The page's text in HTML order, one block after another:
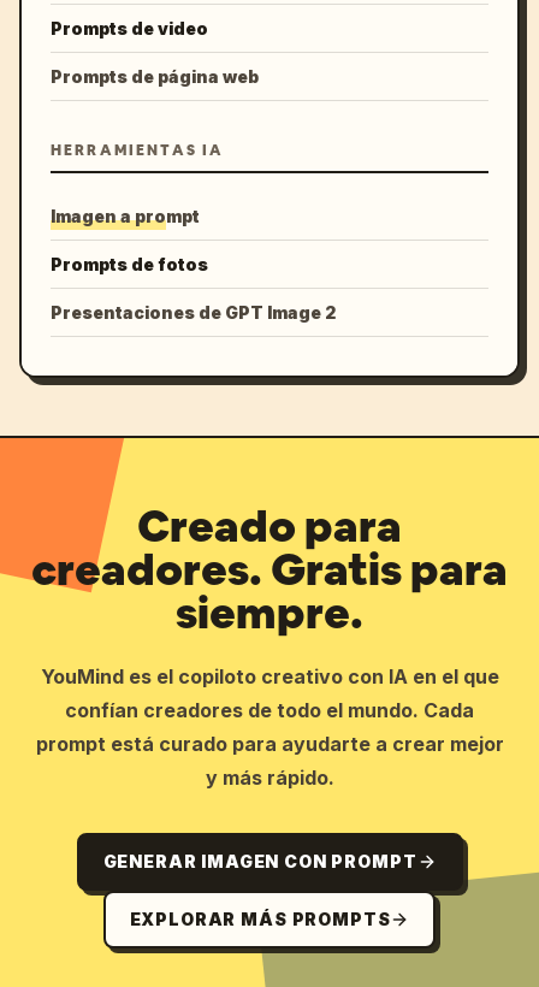
Prompts de video
Prompts de página web
HERRAMIENTAS IA
Imagen a prompt
Prompts de fotos
Presentaciones de GPT Image 2
Creado para
creadores. Gratis para
siempre.
YouMind es el copiloto creativo con IA en el que
confían creadores de todo el mundo. Cada
prompt está curado para ayudarte a crear mejor
y más rápido.
GENERAR IMAGEN CON PROMPT
EXPLORAR MÁS PROMPTS